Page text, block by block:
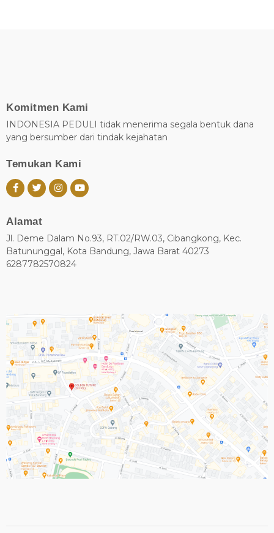
Komitmen Kami
INDONESIA PEDULI tidak menerima segala bentuk dana
yang bersumber dari tindak kejahatan
Temukan Kami
Alamat
Jl. Deme Dalam No.93, RT.02/RW.03, Cibangkong, Kec.
Batununggal, Kota Bandung, Jawa Barat 40273
6287782570824